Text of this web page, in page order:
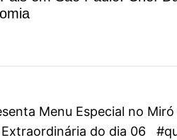
Menu Especial no
do dia 06